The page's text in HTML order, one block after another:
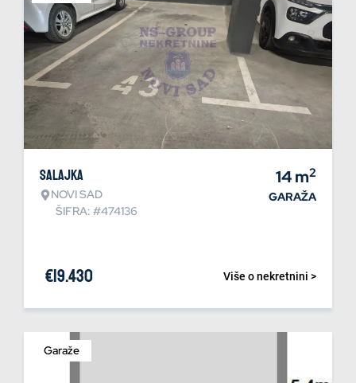
Salajka
NOVI SAD
ŠIFRA: #474136
14m2
GARAŽA
Više o nekretnini >
€19.430
Garaže